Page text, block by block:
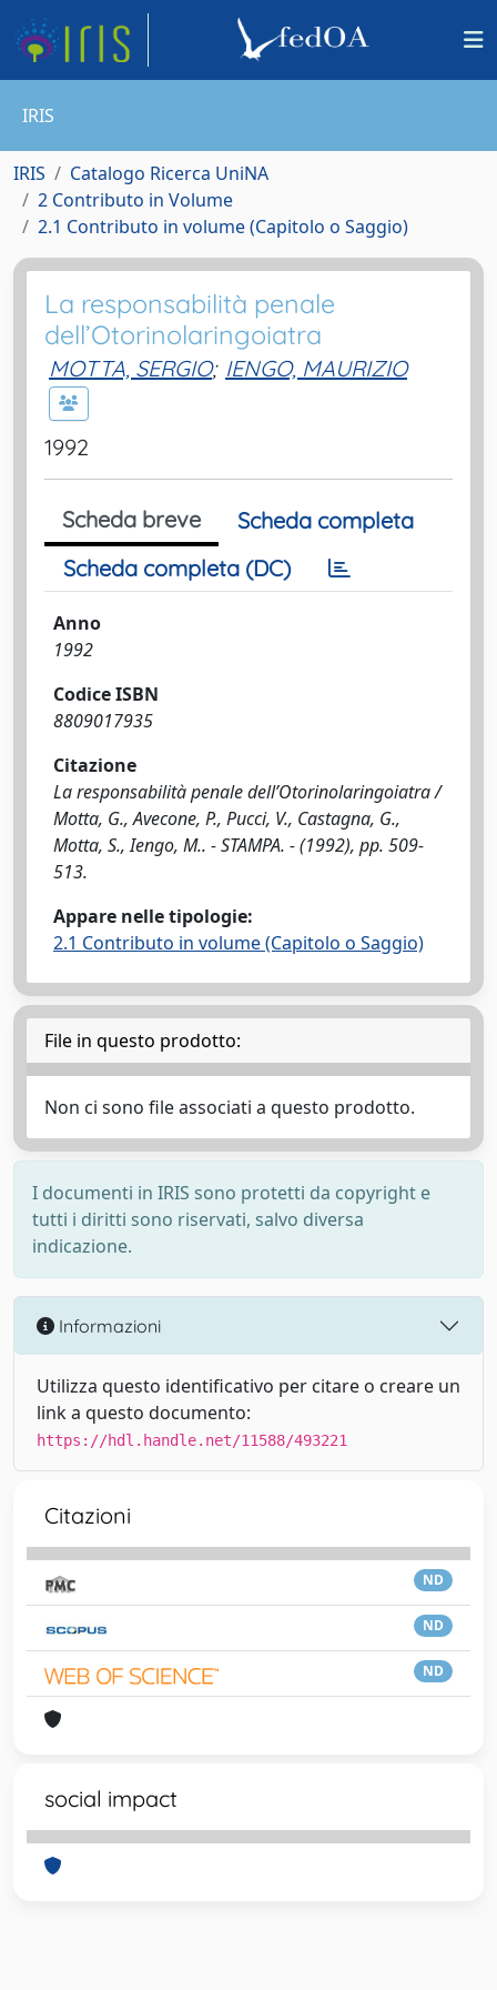
IRIS
IRIS
Catalogo Ricerca UniNA
2 Contributo in Volume
2.1 Contributo in volume (Capitolo o Saggio)
La responsabilità penale
dell’Otorinolaringoiatra
MOTTA, SERGIO; IENGO, MAURIZIO
1992
Scheda breve
Scheda completa
Scheda completa (DC)
Anno
1992
Codice ISBN
8809017935
Citazione
La responsabilità penale dell’Otorinolaringoiatra /
Motta, G., Avecone, P., Pucci, V., Castagna, G.,
Motta, S., Iengo, M.. - STAMPA. - (1992), pp. 509-
513.
Appare nelle tipologie:
2.1 Contributo in volume (Capitolo o Saggio)
File in questo prodotto:
Non ci sono file associati a questo prodotto.
I documenti in IRIS sono protetti da copyright e
tutti i diritti sono riservati, salvo diversa
indicazione.
Informazioni
Utilizza questo identificativo per citare o creare un
link a questo documento:
https://hdl.handle.net/11588/493221
Citazioni
ND
ND
ND
social impact